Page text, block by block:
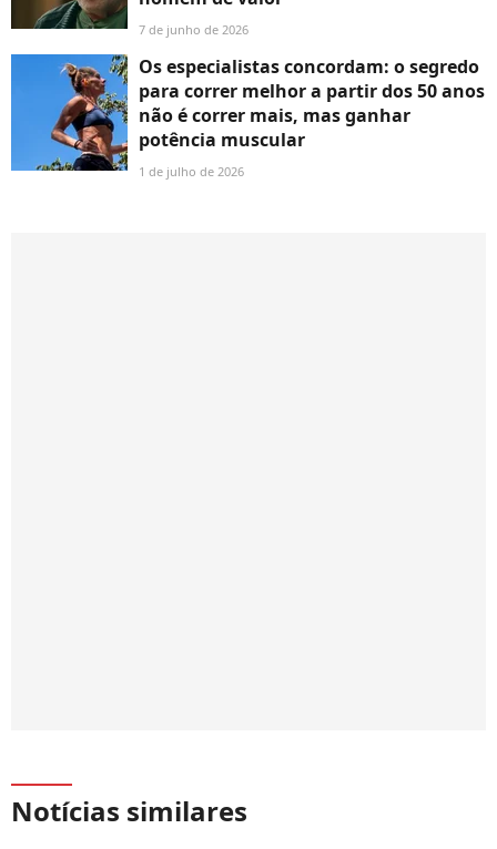
7 de junho de 2026
Os especialistas concordam: o segredo
para correr melhor a partir dos 50 anos
não é correr mais, mas ganhar
potência muscular
1 de julho de 2026
Notícias similares